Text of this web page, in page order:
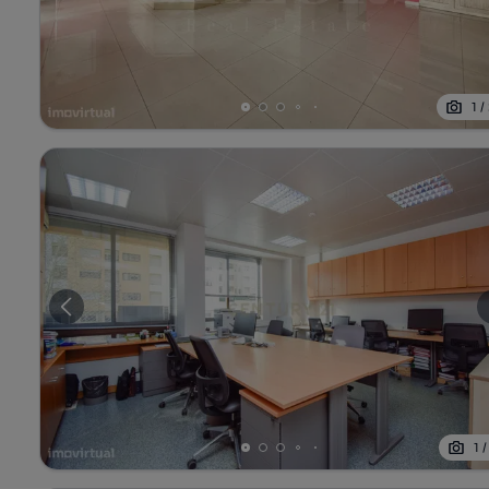
1 /
1